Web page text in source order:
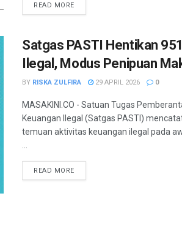
READ MORE
Satgas PASTI Hentikan
Ilegal, Modus Penipuan
BY RISKA ZULFIRA 29 APRIL 2026 0
MASAKINI.CO - Satuan Tugas
Keuangan Ilegal (Satgas PASTI)
temuan aktivitas keuangan ilegal pada
READ MORE